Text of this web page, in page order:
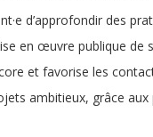
d’approfondir des
en œuvre publique de
et favorise les
ambitieux, grâce